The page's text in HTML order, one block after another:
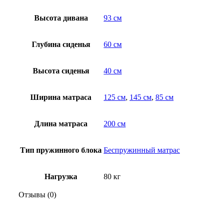
Высота дивана 93 см
Глубина сиденья 60 см
Высота сиденья 40 см
Ширина матраса 125 см, 145 см, 85 см
Длина матраса 200 см
Тип пружинного блока Беспружинный матрас
Нагрузка 80 кг
Отзывы (0)